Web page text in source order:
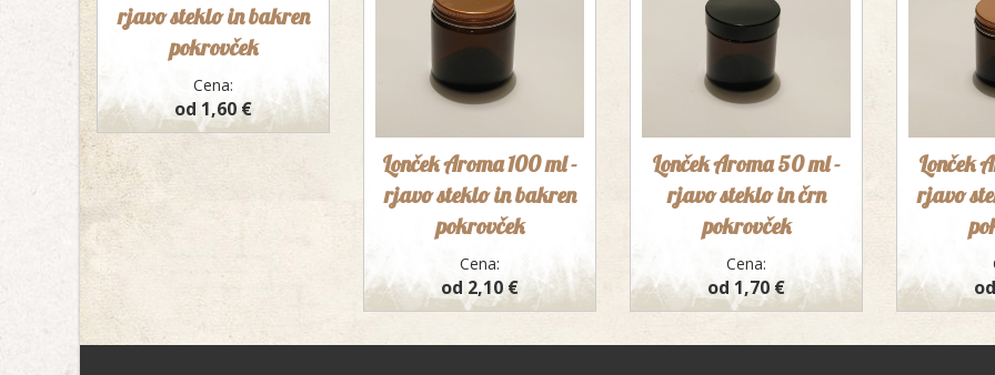
rjavo steklo in bakren
pokrovček
Cena:
od 1,60 €
Lonček Aroma 100 ml -
rjavo steklo in bakren
pokrovček
Cena:
od 2,10 €
Lonček Aroma 50 ml -
rjavo steklo in črn
pokrovček
Cena:
od 1,70 €
Lonček
rjavo